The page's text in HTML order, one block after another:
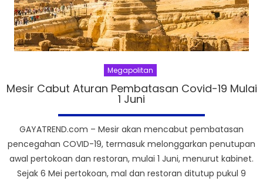
Megapolitan
Mesir Cabut Aturan Pembatasan Covid-19 Mulai
1 Juni
GAYATREND.com – Mesir akan mencabut pembatasan
pencegahan COVID-19, termasuk melonggarkan penutupan
awal pertokoan dan restoran, mulai 1 Juni, menurut kabinet.
Sejak 6 Mei pertokoan, mal dan restoran ditutup pukul 9